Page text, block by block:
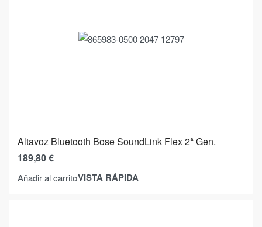
Altavoz Bluetooth Bose SoundLink Flex 2ª Gen.
189,80€
Añadir al carritoVISTA RÁPIDA